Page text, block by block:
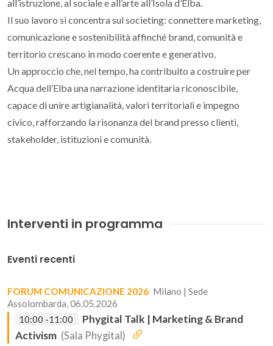
all’istruzione, al sociale e all’arte all’Isola d’Elba.
Il suo lavoro si concentra sul societing: connettere marketing,
comunicazione e sostenibilità affinché brand, comunità e
territorio crescano in modo coerente e generativo.
Un approccio che, nel tempo, ha contribuito a costruire per
Acqua dell’Elba una narrazione identitaria riconoscibile,
capace di unire artigianalità, valori territoriali e impegno
civico, rafforzando la risonanza del brand presso clienti,
stakeholder, istituzioni e comunità.
Interventi in programma
Eventi recenti
FORUM COMUNICAZIONE 2026 Milano | Sede
Assolombarda, 06.05.2026
10:00 -11:00
Phygital Talk | Marketing & Brand
Activism (Sala Phygital)